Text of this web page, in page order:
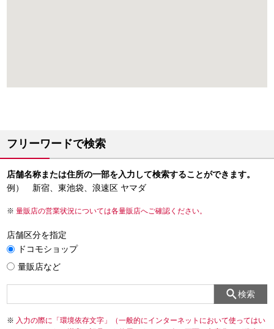
フリーワードで検索
店舗名称または住所の一部を入力して検索することができます。
例） 新宿、東池袋、浪速区 ヤマダ
量販店の営業状況については各量販店へご確認ください。
店舗区分を指定
ドコモショップ
量販店など
検索
入力の際に「環境依存文字」（一般的にインターネットにおいて使ってはい